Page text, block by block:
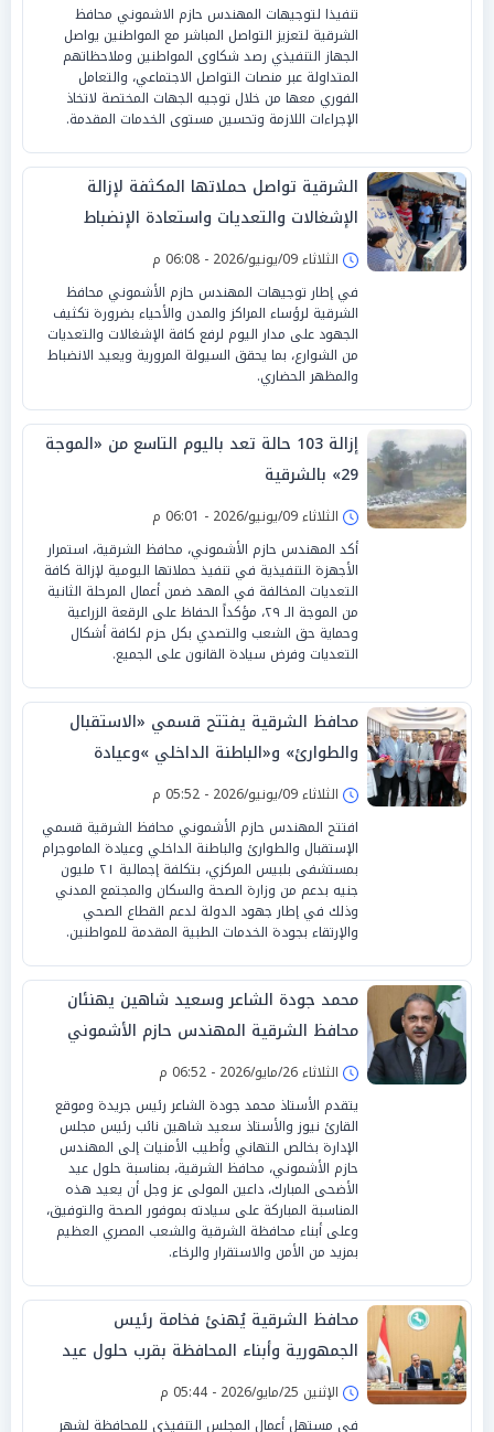
تنفيذا لتوجيهات المهندس حازم الاشموني محافظ
الشرقية لتعزيز التواصل المباشر مع المواطنين يواصل
الجهاز التنفيذي رصد شكاوى المواطنين وملاحظاتهم
المتداولة عبر منصات التواصل الاجتماعي، والتعامل
الفوري معها من خلال توجيه الجهات المختصة لاتخاذ
الإجراءات اللازمة وتحسين مستوى الخدمات المقدمة.
الشرقية تواصل حملاتها المكثفة لإزالة
الإشغالات والتعديات واستعادة الإنضباط
بالشوارع
الثلاثاء 09/يونيو/2026 - 06:08 م
في إطار توجيهات المهندس حازم الأشموني محافظ
الشرقية لرؤساء المراكز والمدن والأحياء بضرورة تكثيف
الجهود على مدار اليوم لرفع كافة الإشغالات والتعديات
من الشوارع، بما يحقق السيولة المرورية ويعيد الانضباط
والمظهر الحضاري.
إزالة 103 حالة تعد باليوم التاسع من «الموجة
29» بالشرقية
الثلاثاء 09/يونيو/2026 - 06:01 م
​أكد المهندس حازم الأشموني، محافظ الشرقية، استمرار
الأجهزة التنفيذية في تنفيذ حملاتها اليومية لإزالة كافة
التعديات المخالفة في المهد ضمن أعمال المرحلة الثانية
من الموجة الـ ٢٩، مؤكداً الحفاظ على الرقعة الزراعية
وحماية حق الشعب والتصدي بكل حزم لكافة أشكال
التعديات وفرض سيادة القانون على الجميع.
محافظ الشرقية يفتتح قسمي «الاستقبال
والطوارئ» و«الباطنة الداخلي »وعيادة
الماموجرام بمستشفى بلبيس المركزي
الثلاثاء 09/يونيو/2026 - 05:52 م
افتتح المهندس حازم الأشموني محافظ الشرقية قسمي
الإستقبال والطوارئ والباطنة الداخلي وعيادة الماموجرام
بمستشفى بلبيس المركزي، بتكلفة إجمالية ٢١ مليون
جنيه بدعم من وزارة الصحة والسكان والمجتمع المدني
وذلك في إطار جهود الدولة لدعم القطاع الصحي
والإرتقاء بجودة الخدمات الطبية المقدمة للمواطنين.
محمد جودة الشاعر وسعيد شاهين يهنئان
محافظ الشرقية المهندس حازم الأشموني
بمناسبة عيد الأضحى المبارك
الثلاثاء 26/مايو/2026 - 06:52 م
يتقدم الأستاذ محمد جودة الشاعر رئيس جريدة وموقع
القارئ نيوز والأستاذ سعيد شاهين نائب رئيس مجلس
الإدارة بخالص التهاني وأطيب الأمنيات إلى المهندس
حازم الأشموني، محافظ الشرقية، بمناسبة حلول عيد
الأضحى المبارك، داعين المولى عز وجل أن يعيد هذه
المناسبة المباركة على سيادته بموفور الصحة والتوفيق،
وعلى أبناء محافظة الشرقية والشعب المصري العظيم
بمزيد من الأمن والاستقرار والرخاء.
محافظ الشرقية يُهنئ فخامة رئيس
الجمهورية وأبناء المحافظة بقرب حلول عيد
الأضحى المبارك
الإثنين 25/مايو/2026 - 05:44 م
في مستهل أعمال المجلس التنفيذي للمحافظة لشهر